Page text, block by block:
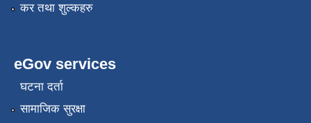
कर तथा शुल्कहरु
eGov services
घटना दर्ता
सामाजिक सुरक्षा